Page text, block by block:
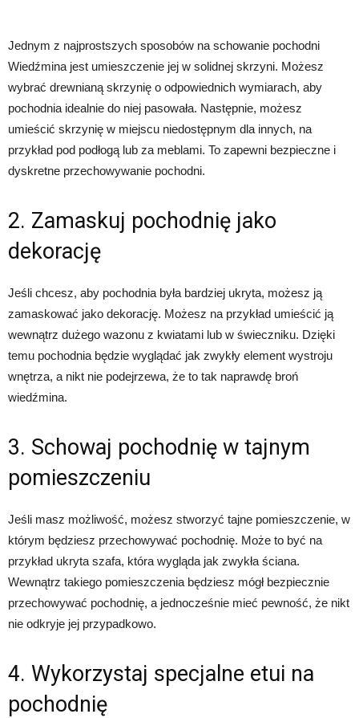
Jednym z najprostszych sposobów na schowanie pochodni
Wiedźmina jest umieszczenie jej w solidnej skrzyni. Możesz
wybrać drewnianą skrzynię o odpowiednich wymiarach, aby
pochodnia idealnie do niej pasowała. Następnie, możesz
umieścić skrzynię w miejscu niedostępnym dla innych, na
przykład pod podłogą lub za meblami. To zapewni bezpieczne i
dyskretne przechowywanie pochodni.
2. Zamaskuj pochodnię jako
dekorację
Jeśli chcesz, aby pochodnia była bardziej ukryta, możesz ją
zamaskować jako dekorację. Możesz na przykład umieścić ją
wewnątrz dużego wazonu z kwiatami lub w świeczniku. Dzięki
temu pochodnia będzie wyglądać jak zwykły element wystroju
wnętrza, a nikt nie podejrzewa, że to tak naprawdę broń
wiedźmina.
3. Schowaj pochodnię w tajnym
pomieszczeniu
Jeśli masz możliwość, możesz stworzyć tajne pomieszczenie, w
którym będziesz przechowywać pochodnię. Może to być na
przykład ukryta szafa, która wygląda jak zwykła ściana.
Wewnątrz takiego pomieszczenia będziesz mógł bezpiecznie
przechowywać pochodnię, a jednocześnie mieć pewność, że nikt
nie odkryje jej przypadkowo.
4. Wykorzystaj specjalne etui na
pochodnię